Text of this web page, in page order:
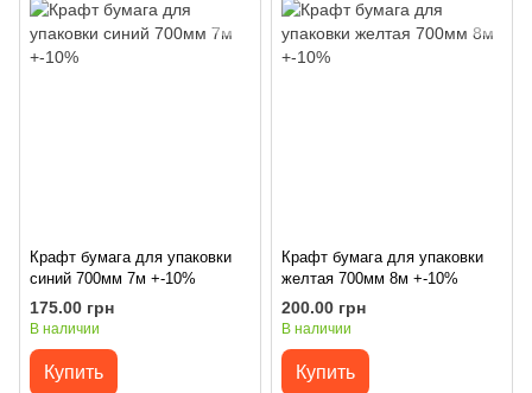
Крафт бумага для упаковки
синий 700мм 7м +-10%
175.00 грн
В наличии
Купить
Крафт бумага для упаковки
желтая 700мм 8м +-10%
200.00 грн
В наличии
Купить